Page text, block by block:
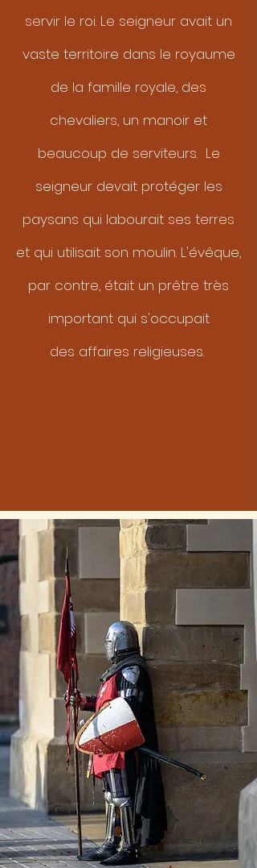
servir le roi. Le seigneur avait un
vaste territoire dans le royaume
de la famille royale, des
chevaliers, un manoir et
beaucoup de serviteurs. Le
seigneur devait protéger les
paysans qui labourait ses terres
et qui utilisait son moulin. L'évêque,
par contre, était un prêtre très
important qui s'occupait
des affaires religieuses.